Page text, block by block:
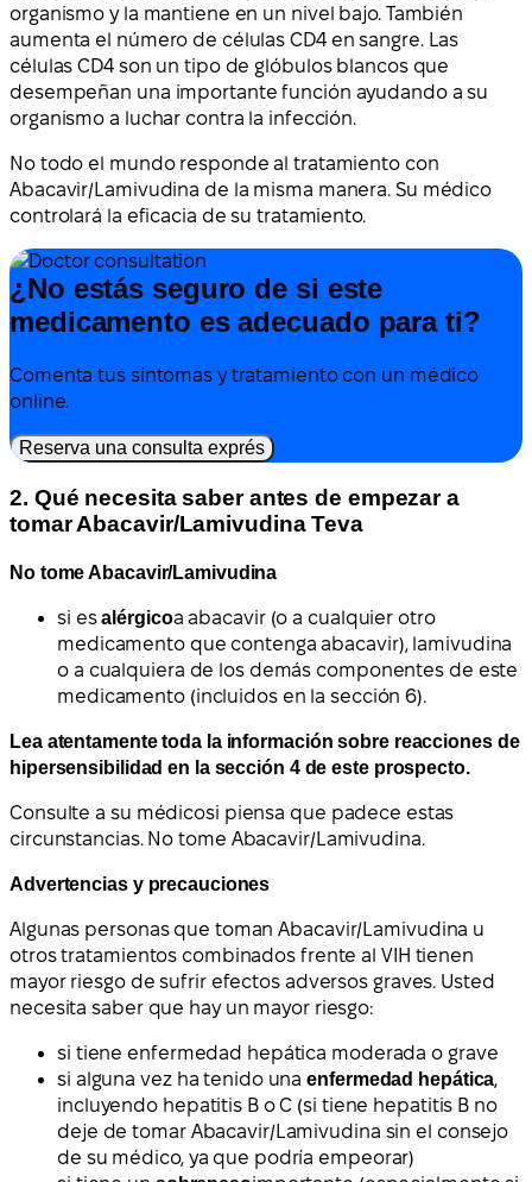
organismo y la mantiene en un nivel bajo. También
aumenta el número de células CD4 en sangre. Las
células CD4 son un tipo de glóbulos blancos que
desempeñan una importante función ayudando a su
organismo a luchar contra la infección.
No todo el mundo responde al tratamiento con
Abacavir/Lamivudina de la misma manera. Su médico
controlará la eficacia de su tratamiento.
¿No estás seguro de si este
medicamento es adecuado para ti?
Comenta tus síntomas y tratamiento con un médico
online.
Reserva una consulta exprés
2. Qué necesita saber antes de empezar a
tomar Abacavir/Lamivudina Teva
No tome Abacavir/Lamivudina
si esalérgicoa abacavir (o a cualquier otro
medicamento que contenga abacavir), lamivudina
o a cualquiera de los demás componentes de este
medicamento (incluidos en la sección 6).
Lea atentamente toda la información sobre reacciones de
hipersensibilidad en la sección 4 de este prospecto.
Consulte a su médicosi piensa que padece estas
circunstancias. No tome Abacavir/Lamivudina.
Advertencias y precauciones
Algunas personas que toman Abacavir/Lamivudina u
otros tratamientos combinados frente al VIH tienen
mayor riesgo de sufrir efectos adversos graves. Usted
necesita saber que hay un mayor riesgo:
si tiene enfermedad hepática moderada o grave
si alguna vez ha tenido unaenfermedad hepática,
incluyendo hepatitis B o C (si tiene hepatitis B no
deje de tomar Abacavir/Lamivudina sin el consejo
de su médico, ya que podría empeorar)